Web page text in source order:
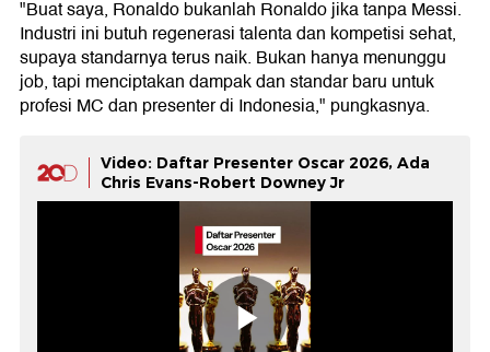
"Buat saya, Ronaldo bukanlah Ronaldo jika tanpa Messi.
Industri ini butuh regenerasi talenta dan kompetisi sehat,
supaya standarnya terus naik. Bukan hanya menunggu
job, tapi menciptakan dampak dan standar baru untuk
profesi MC dan presenter di Indonesia," pungkasnya.
Video: Daftar Presenter Oscar 2026, Ada
Chris Evans-Robert Downey Jr